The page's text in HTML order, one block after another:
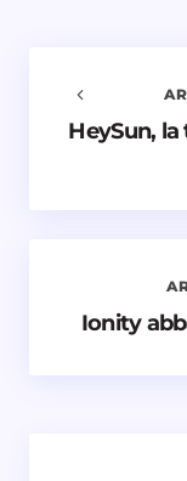
Avvisami
HeySun, la
Ionity